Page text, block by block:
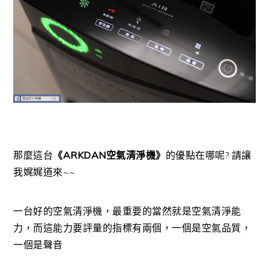
那麼這台 《ARKDAN空氣清淨機》 的優點在哪呢? 請讓
我娓娓道來~~
一台好的空氣清淨機，最重要的當然就是空氣清淨能
力，而這能力要評量的指標有兩個，一個是空氣品質，
一個是聲音